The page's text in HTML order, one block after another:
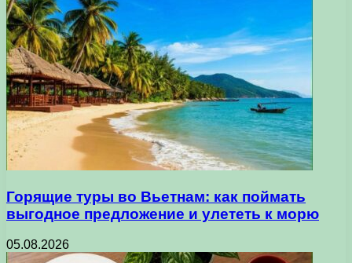
Горящие туры во Вьетнам: как поймать
выгодное предложение и улететь к морю
05.08.2026